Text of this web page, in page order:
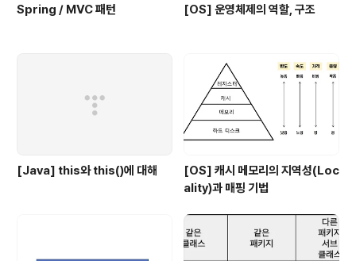
Spring / MVC 패턴 [OS] 운영체제의 역할, 구조
[Java] this와 this()에 대해
[OS] 캐시 메모리의 지역성(Loc
ality)과 매핑 기법